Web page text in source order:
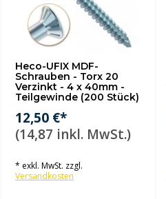
Heco-UFIX MDF-
Schrauben - Torx 20
Verzinkt - 4 x 40mm -
Teilgewinde (200 Stück)
12,50 €*
(14,87 inkl. MwSt.)
* exkl. MwSt. zzgl.
Versandkosten